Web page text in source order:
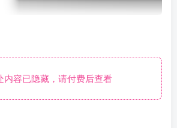
容已隐藏，请付费后查看